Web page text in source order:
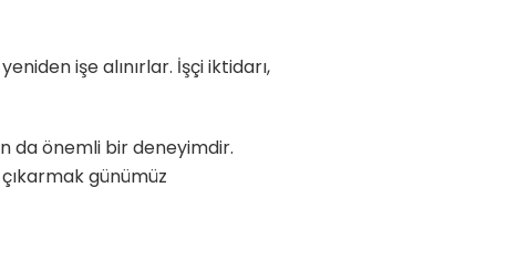
işe alınırlar. İşçi iktidarı,
da önemli bir deneyimdir.
günümüz